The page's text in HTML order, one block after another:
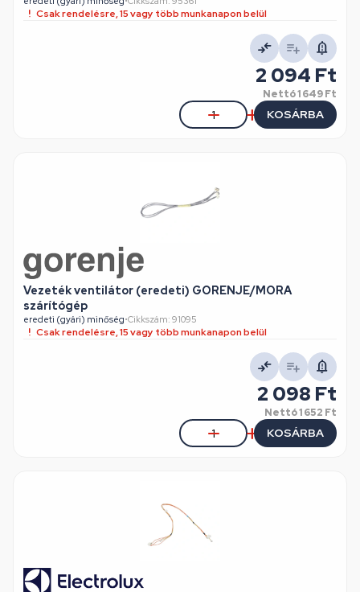
Csak rendelésre, 15 vagy több munkanapon belül
2 094 Ft
Nettó1 649 Ft
KOSÁRBA
Vezeték ventilátor (eredeti) GORENJE/MORA
szárítógép
eredeti (gyári) minőség•Cikkszám: 91095
Csak rendelésre, 15 vagy több munkanapon belül
2 098 Ft
Nettó1 652 Ft
KOSÁRBA